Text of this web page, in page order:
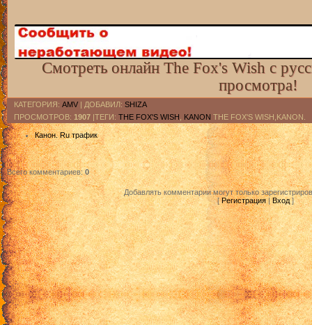
Смотреть онлайн The Fox's Wish с
просмотра!
КАТЕГОРИЯ: AMV | ДОБАВИЛ: SHIZA
ПРОСМОТРОВ: 1907 |ТЕГИ: THE FOX'S WISH KANON THE FOX'S WISH,KANON.
Канон. Ru трафик
Всего комментариев:0
Добавлять комментарии могут только
[Регистрация|Вход]